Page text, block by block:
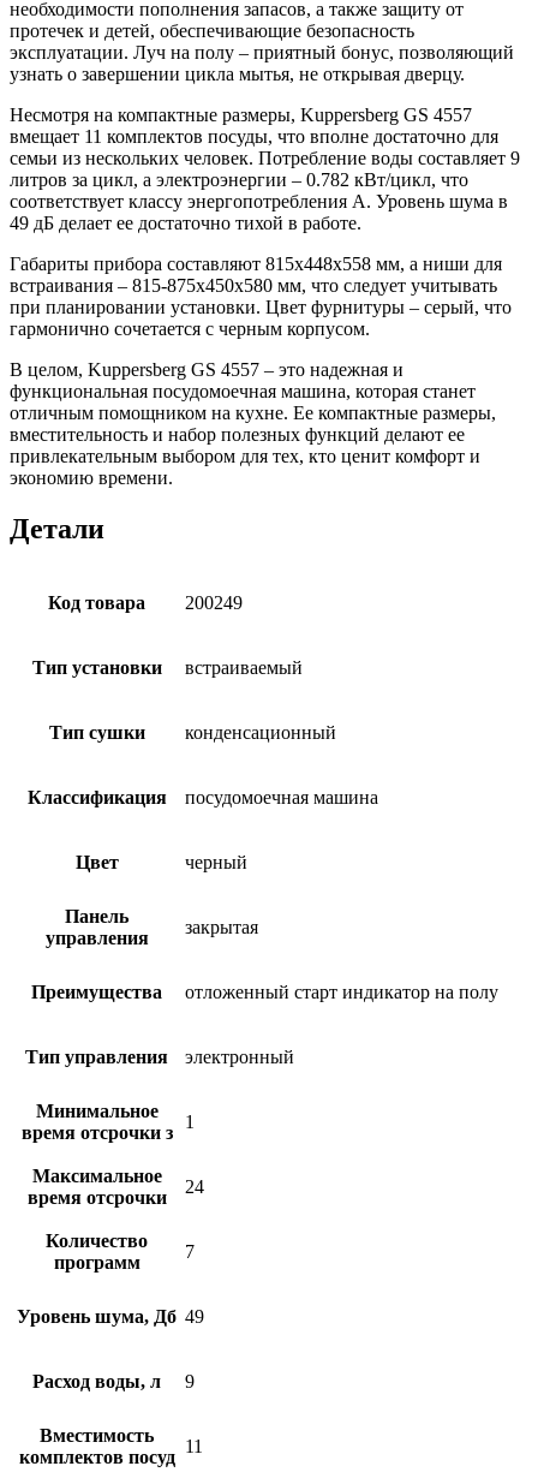
необходимости пополнения запасов, а также защиту от
протечек и детей, обеспечивающие безопасность
эксплуатации. Луч на полу – приятный бонус, позволяющий
узнать о завершении цикла мытья, не открывая дверцу.
Несмотря на компактные размеры, Kuppersberg GS 4557
вмещает 11 комплектов посуды, что вполне достаточно для
семьи из нескольких человек. Потребление воды составляет 9
литров за цикл, а электроэнергии – 0.782 кВт/цикл, что
соответствует классу энергопотребления A. Уровень шума в
49 дБ делает ее достаточно тихой в работе.
Габариты прибора составляют 815х448х558 мм, а ниши для
встраивания – 815-875х450х580 мм, что следует учитывать
при планировании установки. Цвет фурнитуры – серый, что
гармонично сочетается с черным корпусом.
В целом, Kuppersberg GS 4557 – это надежная и
функциональная посудомоечная машина, которая станет
отличным помощником на кухне. Ее компактные размеры,
вместительность и набор полезных функций делают ее
привлекательным выбором для тех, кто ценит комфорт и
экономию времени.
Детали
Код товара 200249
Тип установки встраиваемый
Тип сушки конденсационный
Классификация посудомоечная машина
Цвет черный
Панель
управления
закрытая
Преимущества отложенный старт индикатор на полу
Тип управления электронный
Минимальное
время отсрочки з
1
Максимальное
время отсрочки
24
Количество
программ
7
Уровень шума, Дб 49
Расход воды, л 9
Вместимость
комплектов посуд
11